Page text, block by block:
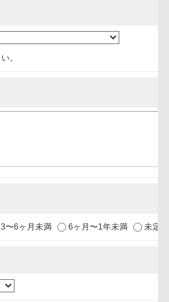
に関するご案内
）するセミナーなど、各種イベント
トの依頼
の対応
。
3〜6ヶ月未満 6ヶ月〜1年未満 未定